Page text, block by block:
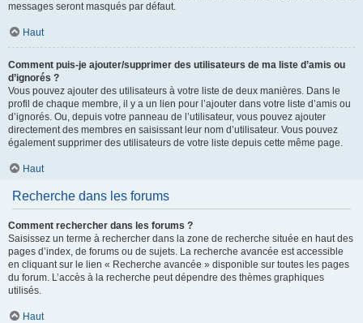
messages seront masqués par défaut.
Haut
Comment puis-je ajouter/supprimer des utilisateurs de ma liste d’amis ou
d’ignorés ?
Vous pouvez ajouter des utilisateurs à votre liste de deux manières. Dans le
profil de chaque membre, il y a un lien pour l’ajouter dans votre liste d’amis ou
d’ignorés. Ou, depuis votre panneau de l’utilisateur, vous pouvez ajouter
directement des membres en saisissant leur nom d’utilisateur. Vous pouvez
également supprimer des utilisateurs de votre liste depuis cette même page.
Haut
Recherche dans les forums
Comment rechercher dans les forums ?
Saisissez un terme à rechercher dans la zone de recherche située en haut des
pages d’index, de forums ou de sujets. La recherche avancée est accessible
en cliquant sur le lien « Recherche avancée » disponible sur toutes les pages
du forum. L’accès à la recherche peut dépendre des thèmes graphiques
utilisés.
Haut